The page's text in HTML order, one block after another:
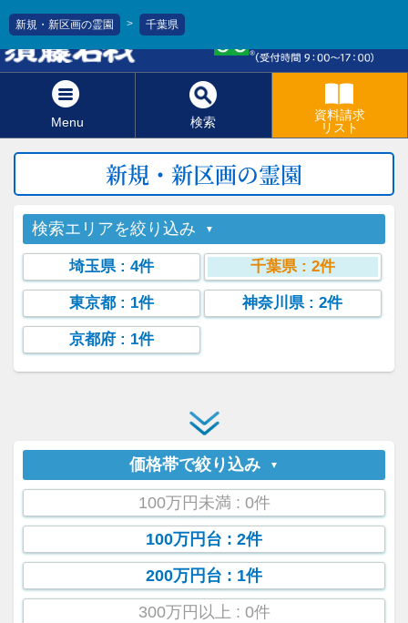
Menu 検索
資料請求
リスト
新規・新区画の霊園 > 千葉県
新規・新区画の霊園
検索エリアを絞り込み
埼玉県: 4件 千葉県: 2件
東京都 : 1件 神奈川県: 2件
京都府 : 1件
価格帯で絞り込み
100万円未満 : 0件
100万円台 : 2件
200万円台 : 1件
300万円以上 : 0件